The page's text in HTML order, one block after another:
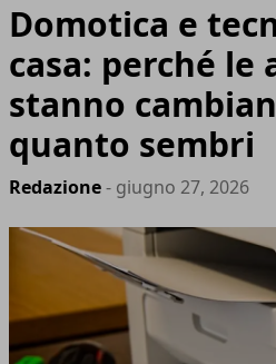
Domotica e
casa: perché le
stanno
quanto sembri
Redazione- giugno 27, 2026